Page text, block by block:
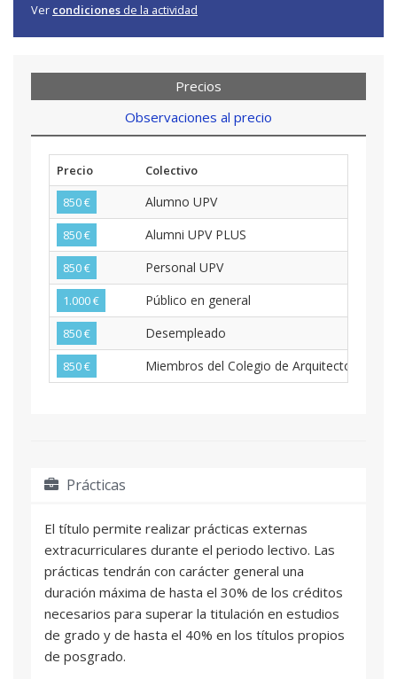
Ver condiciones de la actividad
Precios
Observaciones al precio
Precio
Colectivo
850 €
Alumno UPV
850 € Alumni UPV PLUS
850 € Personal UPV
1.000 € Público en general
850 € Desempleado
850 € Miembros del Colegio de Arquitectos de
Prácticas
El título permite realizar prácticas externas
extracurriculares durante el periodo lectivo. Las
prácticas tendrán con carácter general una
duración máxima de hasta el 30% de los créditos
necesarios para superar la titulación en estudios
de grado y de hasta el 40% en los títulos propios
de posgrado.